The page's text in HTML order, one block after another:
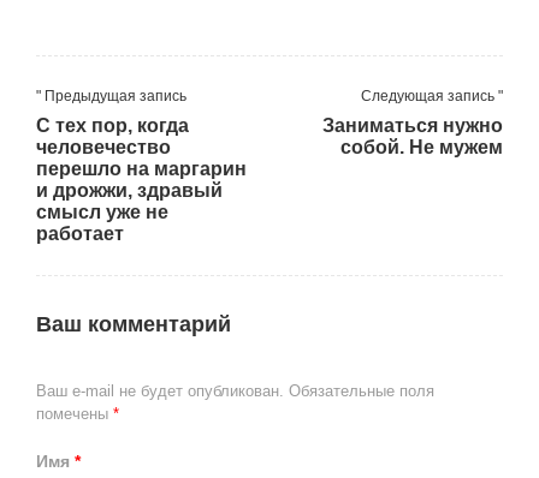
" Предыдущая запись
С тех пор, когда
человечество
перешло на маргарин
и дрожжи, здравый
смысл уже не
работает
Следующая запись "
Заниматься нужно
собой. Не мужем
Ваш комментарий
Ваш e-mail не будет опубликован. Обязательные поля
помечены *
Имя *